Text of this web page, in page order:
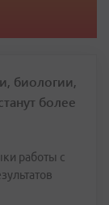
биологии,
более
работы с